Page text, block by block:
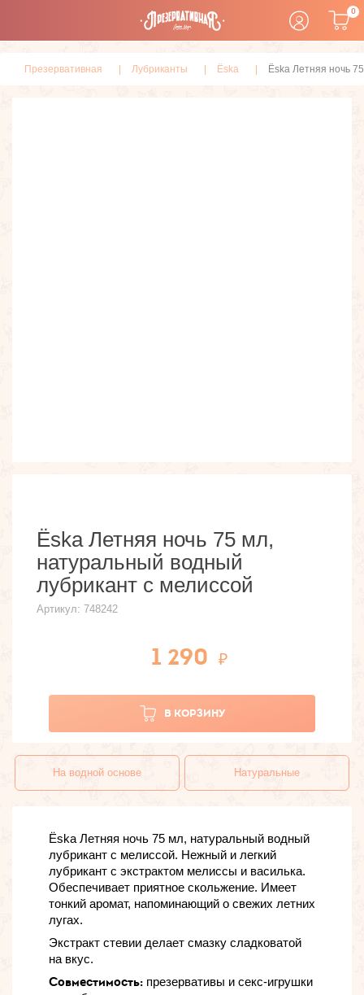
0
Презервативная Лубриканты Ёska Ёska Летняя ночь
Ёska Летняя ночь 75 мл,
натуральный водный
лубрикант с мелиссой
Артикул: 748242
1 290
В КОРЗИНУ
На водной основе Натуральные
Ёska Летняя ночь 75 мл, натуральный водный
лубрикант с мелиссой. Нежный и легкий
лубрикант с экстрактом мелиссы и василька.
Обеспечивает приятное скольжение. Имеет
тонкий аромат, напоминающий о свежих летних
лугах.
Экстракт стевии делает смазку сладковатой
на вкус.
Совместимость: презервативы и секс-игрушки